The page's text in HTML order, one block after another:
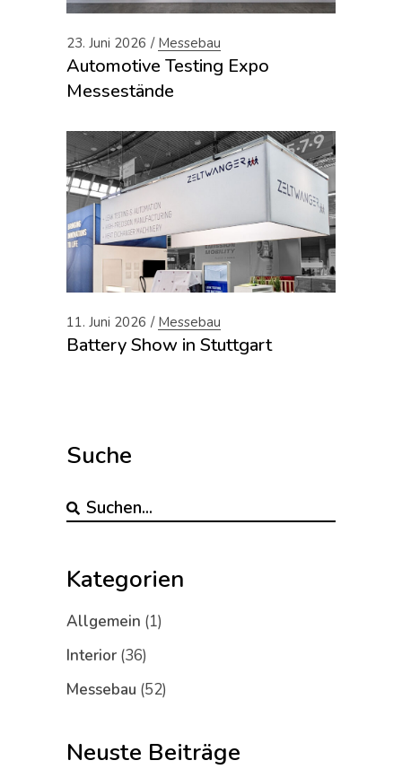
23. Juni 2026 Messebau
Automotive Testing Expo
Messestände
11. Juni 2026 Messebau
Battery Show in Stuttgart
Suche
Kategorien
Allgemein (1)
Interior (36)
Messebau (52)
Neuste Beiträge